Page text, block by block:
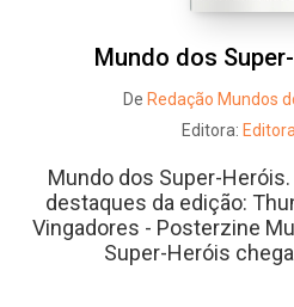
Mundo dos
De Redação Mundos
Editora:
Mundo dos Super-
destaques da edição:
Vingadores - Posterzine
Super-Heróis